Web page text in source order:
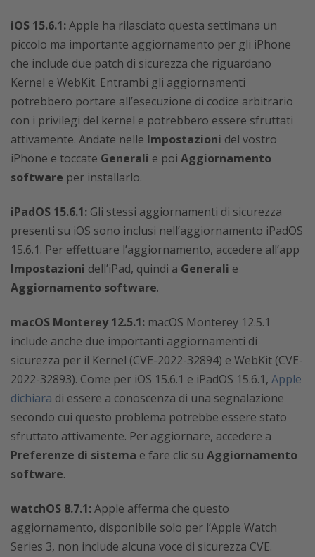
iOS 15.6.1:Apple ha rilasciato questa settimana un
piccolo ma importante aggiornamento per gli iPhone
che include due patch di sicurezza che riguardano
Kernel e WebKit. Entrambi gli aggiornamenti
potrebbero portare all’esecuzione di codice arbitrario
con i privilegi del kernel e potrebbero essere sfruttati
attivamente. Andate nelle Impostazioni del vostro
iPhone e toccate Generali e poi Aggiornamento
software per installarlo.
iPadOS 15.6.1: Gli stessi aggiornamenti di sicurezza
presenti su iOS sono inclusi nell’aggiornamento iPadOS
15.6.1. Per effettuare l’aggiornamento, accedere all’app
Impostazioni dell’iPad, quindi a Generali e
Aggiornamento software.
macOS Monterey 12.5.1: macOS Monterey 12.5.1
include anche due importanti aggiornamenti di
sicurezza per il Kernel (CVE-2022-32894) e WebKit (CVE-
2022-32893). Come per iOS 15.6.1 e iPadOS 15.6.1, Apple
dichiara di essere a conoscenza di una segnalazione
secondo cui questo problema potrebbe essere stato
sfruttato attivamente. Per aggiornare, accedere a
Preferenze di sistema e fare clic su Aggiornamento
software.
watchOS 8.7.1:Apple afferma che questo
aggiornamento, disponibile solo per l’Apple Watch
Series 3, non include alcuna voce di sicurezza CVE.